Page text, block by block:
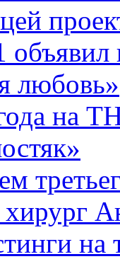
объявил
любовь»
на
хирург
на